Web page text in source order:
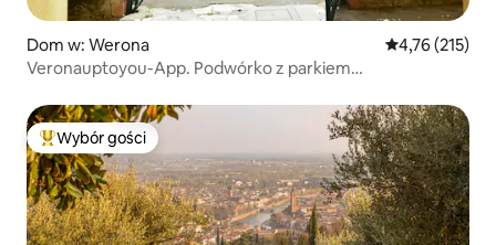
Dom w: Werona Średnia
4,76 (215)
Veronauptoyou-App. Podwórko z parkiem
Najpopularniejsze z kategorii Wybór gości
Wybór gości